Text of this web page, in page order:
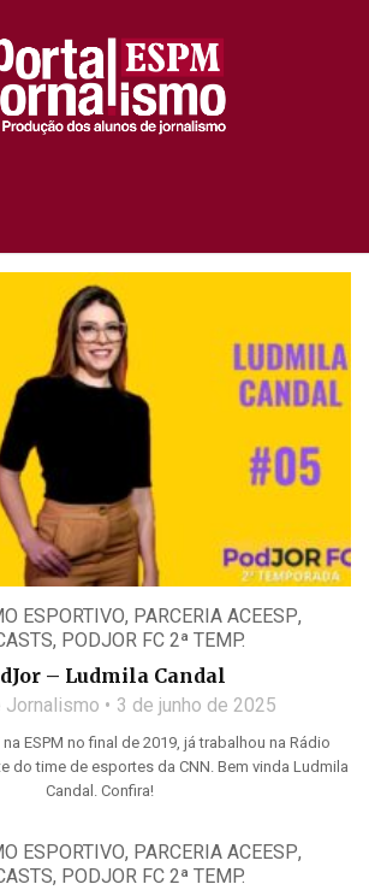
ESPORTIVO, PARCERIA ACEESP,
, PODJOR FC 2ª TEMP.
– Ludmila Candal
Jornalismo 3 de junho de 2025
ESPM no final de 2019, já trabalhou na Rádio
do time de esportes da CNN. Bem vinda Ludmila
Candal. Confira!
ESPORTIVO, PARCERIA ACEESP,
, PODJOR FC 2ª TEMP.